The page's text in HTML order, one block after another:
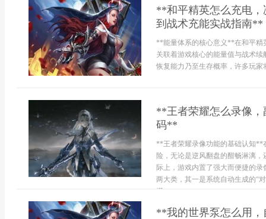
**和平精英怎么充电
到战术充能实战指南**
**能量体系的核心意义**在和平精
关联着游戏核心的能量值与战术
恢复能力乃至生存概率，许多玩
**王者荣耀怎么录像
码**
**王者荣耀录像功能的基础认知**
险，无论是逆风翻盘的酣畅淋漓
际上，游戏内置了强大而便捷的
两大类，其一是系统自动生成的“
堪...
**我的世界泵怎么用